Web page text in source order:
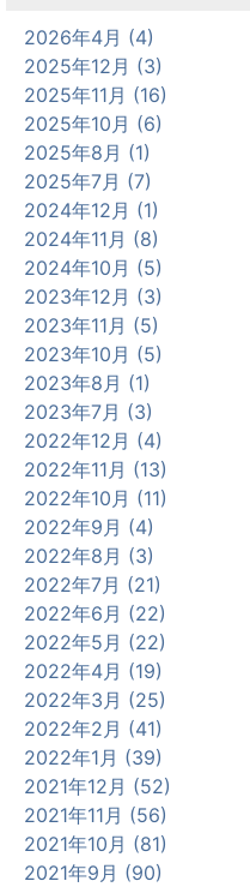
2026年4月 (4)
2025年12月 (3)
2025年11月 (16)
2025年10月 (6)
2025年8月 (1)
2025年7月 (7)
2024年12月 (1)
2024年11月 (8)
2024年10月 (5)
2023年12月 (3)
2023年11月 (5)
2023年10月 (5)
2023年8月 (1)
2023年7月 (3)
2022年12月 (4)
2022年11月 (13)
2022年10月 (11)
2022年9月 (4)
2022年8月 (3)
2022年7月 (21)
2022年6月 (22)
2022年5月 (22)
2022年4月 (19)
2022年3月 (25)
2022年2月 (41)
2022年1月 (39)
2021年12月 (52)
2021年11月 (56)
2021年10月 (81)
2021年9月 (90)